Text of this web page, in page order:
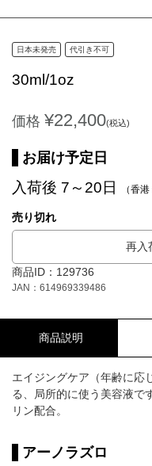
日本未発売 代引き不可
30ml/1oz
価格 ¥22,400(税込)
お届け予定日
入荷後 7～20日 （香
売り切れ
再入
商品ID：129736
JAN：614969339486
商品説明
エイジングケア（年齢に応
る、局所的に使う美容液で
リン配合。
アーノラズロ